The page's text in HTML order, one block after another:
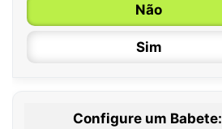
6 / 12 meses
12 / 18 meses
Não
Sim
Configure um Babete: